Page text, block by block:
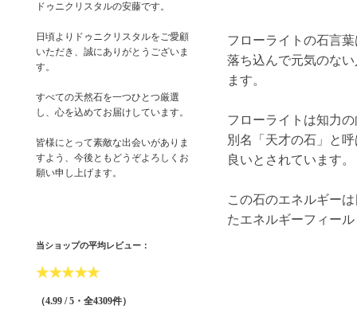
フローライトの石言
落ち込んで元気のな
ます。
フローライトは知力
別名「天才の石」と
良いとされています。
この石のエネルギー
ドゥニクリスタルの安藤です。
日頃よりドゥニクリスタルをご愛顧
いただき、誠にありがとうございま
す。
すべての天然石を一つひとつ厳選
し、心を込めてお届けしています。
皆様にとって素敵な出会いがありま
すよう、今後ともどうぞよろしくお
当ショップの平均レビュー：
★★★★★
（4.99 / 5・全4309件）